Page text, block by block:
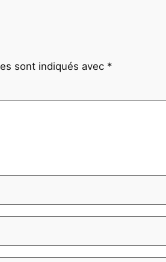
sont indiqués avec *